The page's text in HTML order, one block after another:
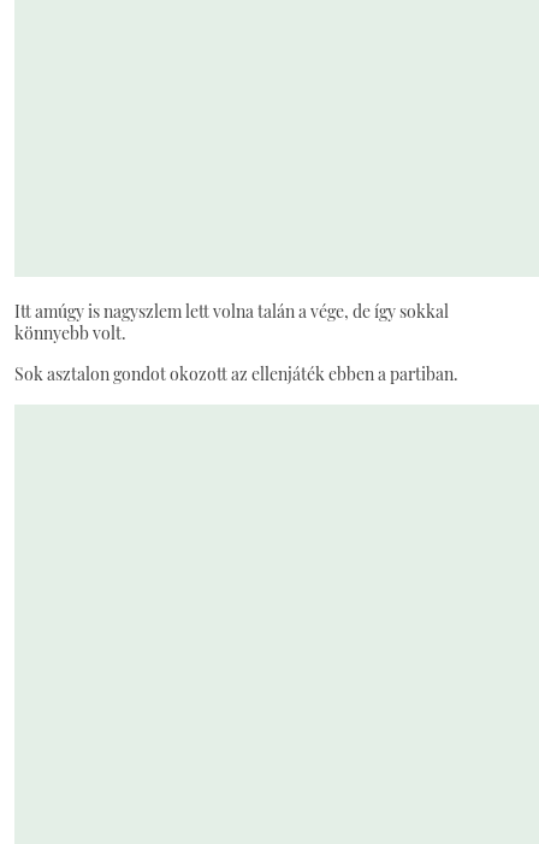
Itt amúgy is nagyszlem lett volna talán a vége, de így sokkal
könnyebb volt.
Sok asztalon gondot okozott az ellenjáték ebben a partiban.